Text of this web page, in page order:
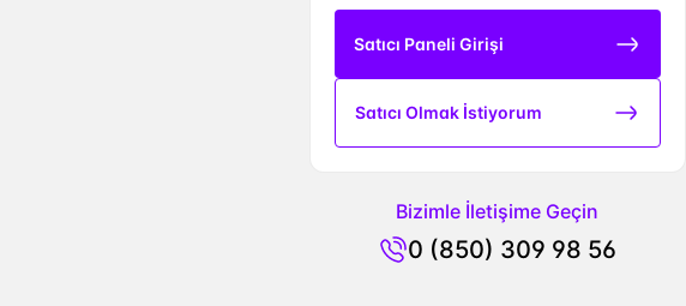
Satıcı Paneli Girişi
Satıcı Olmak İstiyorum
Bizimle İletişime Geçin
0 (850) 309 98 56